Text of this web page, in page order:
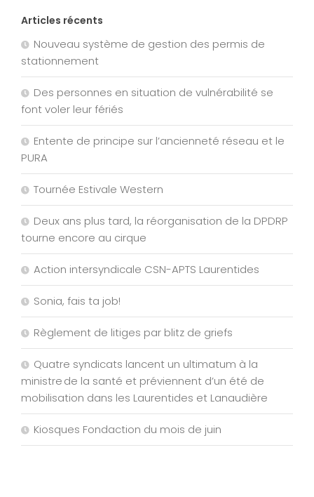
Articles récents
Nouveau système de gestion des permis de
stationnement
Des personnes en situation de vulnérabilité se
font voler leur fériés
Entente de principe sur l’ancienneté réseau et le
PURA
Tournée Estivale Western
Deux ans plus tard, la réorganisation de la DPDRP
tourne encore au cirque
Action intersyndicale CSN-APTS Laurentides
Sonia, fais ta job!
Règlement de litiges par blitz de griefs
Quatre syndicats lancent un ultimatum à la
ministre de la santé et préviennent d’un été de
mobilisation dans les Laurentides et Lanaudière
Kiosques Fondaction du mois de juin